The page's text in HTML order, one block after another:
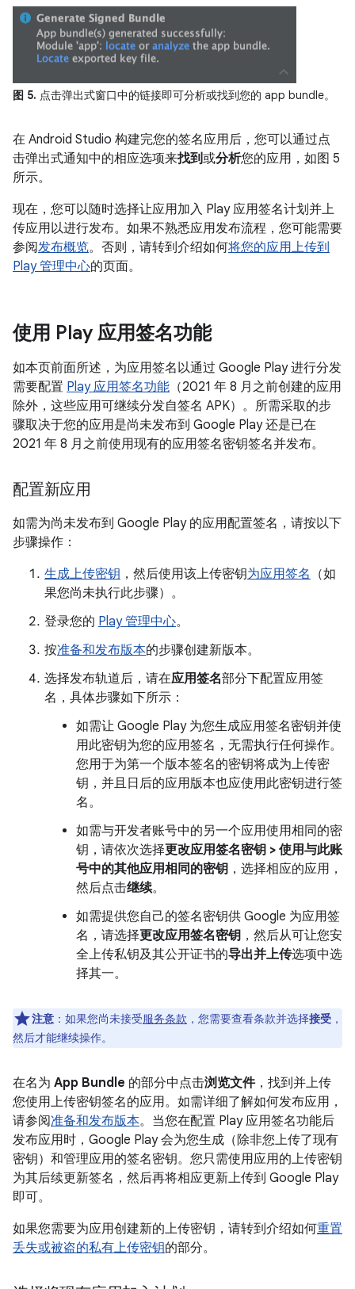
图 5. 点击弹出式窗口中的链接即可分析或找到您的 app bundle。
在 Android Studio 构建完您的签名应用后，您可以通过点
击弹出式通知中的相应选项来找到或分析您的应用，如图 5
所示。
现在，您可以随时选择让应用加入 Play 应用签名计划并上
传应用以进行发布。如果不熟悉应用发布流程，您可能需要
参阅发布概览。否则，请转到介绍如何将您的应用上传到
Play 管理中心的页面。
使用 Play 应用签名功能
如本页前面所述，为应用签名以通过 Google Play 进行分发
需要配置 Play 应用签名功能 （2021 年 8 月之前创建的应用
除外，这些应用可继续分发自签名 APK）。所需采取的步
骤取决于您的应用是尚未发布到 Google Play 还是已在
2021 年 8 月之前使用现有的应用签名密钥签名并发布。
配置新应用
如需为尚未发布到 Google Play 的应用配置签名，请按以下
步骤操作：
生成上传密钥 ，然后使用该上传密钥为应用签名 （如
果您尚未执行此步骤）。
登录您的 Play 管理中心。
按准备和发布版本的步骤创建新版本。
选择发布轨道后，请在应用签名部分下配置应用签
名，具体步骤如下所示：
如需让 Google Play 为您生成应用签名密钥并使
用此密钥为您的应用签名，无需执行任何操作。
您用于为第一个版本签名的密钥将成为上传密
钥，并且日后的应用版本也应使用此密钥进行签
名。
如需与开发者账号中的另一个应用使用相同的密
钥，请依次选择更改应用签名密钥 > 使用与此账
号中的其他应用相同的密钥 ，选择相应的应用，
然后点击继续。
如需提供您自己的签名密钥供 Google 为应用签
名，请选择更改应用签名密钥 ，然后从可让您安
全上传私钥及其公开证书的导出并上传选项中选
择其一。
注意 ：如果您尚未接受服务条款 ，您需要查看条款并选择接受 ，
然后才能继续操作。
在名为 App Bundle 的部分中点击浏览文件，找到并上传
您使用上传密钥签名的应用。如需详细了解如何发布应用，
请参阅准备和发布版本。当您在配置 Play 应用签名功能后
发布应用时，Google Play 会为您生成（除非您上传了现有
密钥）和管理应用的签名密钥。您只需使用应用的上传密钥
为其后续更新签名，然后再将相应更新上传到 Google Play
即可。
如果您需要为应用创建新的上传密钥，请转到介绍如何重置
丢失或被盗的私有上传密钥的部分。